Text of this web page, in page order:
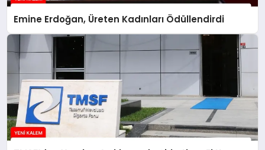
Emine Erdoğan, Üreten Kadınları Ödüllendirdi